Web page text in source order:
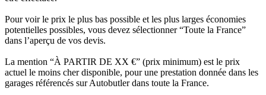
Pour voir le prix le plus bas possible et les plus larges économies
potentielles possibles, vous devez sélectionner “Toute la France”
dans l’aperçu de vos devis.
La mention “À PARTIR DE XX €” (prix minimum) est le prix
actuel le moins cher disponible, pour une prestation donnée dans les
garages référencés sur Autobutler dans toute la France.